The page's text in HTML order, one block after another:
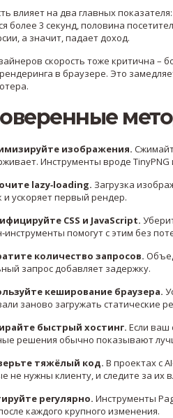
влияет на два главных
более 3 секунд, половина
а значит, падает доход.
скорость тоже критична
в браузере. Это
изображения.
Инструменты вроде
lazy‑loading. Загрузка
и ускоряет первый рендер.
CSS и JavaScript.
помогут с этим без
количество запросов.
запрос добавляет задержку.
кеширование браузера.
заново загружать статические
быстрый хостинг. Если ваш
решения обычно показывают
тяжёлый код. В проектах с
не нужны клиенту, и следите за их
регулярно. Инструменты
каждого крупного изменения.